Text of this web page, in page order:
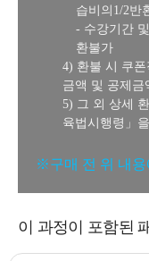
습비의1/2반
- 수강기간
환불가
4) 환불 시 쿠
금액 및 공제금
5) 그 외 상세
육법시행령」
※구매 전 위 내용
이 과정이 포함된